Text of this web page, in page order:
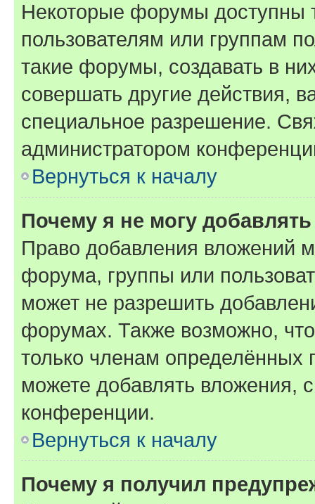
Некоторые форумы доступны
пользователям или группам
такие форумы, создавать в
совершать другие действия,
специальное разрешение.
администратором
Вернуться к началу
Почему я не могу
Право добавления вложений
форума, группы или
может не разрешить
форумах. Также возможно,
только членам определённых
можете добавлять вложения,
конференции.
Вернуться к началу
Почему я получил